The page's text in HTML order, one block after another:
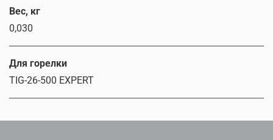
Вес, кг
0,030
Для горелки
TIG-26-500 EXPERT